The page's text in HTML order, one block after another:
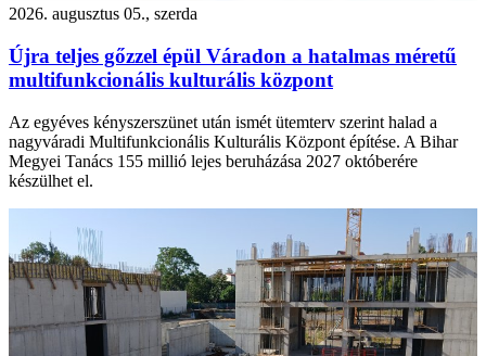
2026. augusztus 05., szerda
Újra teljes gőzzel épül Váradon a hatalmas méretű
multifunkcionális kulturális központ
Az egyéves kényszerszünet után ismét ütemterv szerint halad a
nagyváradi Multifunkcionális Kulturális Központ építése. A Bihar
Megyei Tanács 155 millió lejes beruházása 2027 októberére
készülhet el.